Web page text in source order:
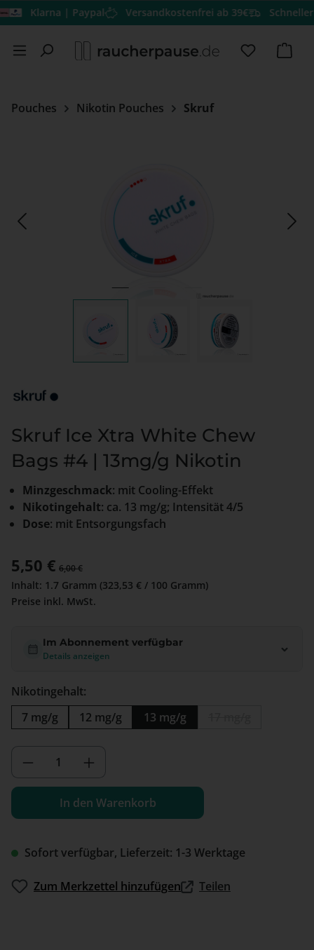
Zum Hauptinhalt springen
Klarna | Paypal Versandkostenfrei ab 39€ Schneller
Du hast
Pouches Nikotin Pouches Skruf
Skruf Ice Xtra White Chew
Bags #4 | 13mg/g Nikotin
Minzgeschmack: mit Cooling-Effekt
Nikotingehalt: ca. 13 mg/g; Intensität 4/5
Dose: mit Entsorgungsfach
Verkaufspreis:
5,50 € Regulärer Preis:
6,00 €
Inhalt: 1.7 Gramm (323,53 € / 100 Gramm)
Preise inkl. MwSt.
Im Abonnement verfügbar
Details anzeigen
Sofort verfügbar, Lieferzeit: 1-3 Werktage
Nikotingehalt:
7 mg/g
12 mg/g 13 mg/g
Produkt Anzahl: Gib den
In den Warenkorb
Zum Merkzettel hinzufügen Teilen